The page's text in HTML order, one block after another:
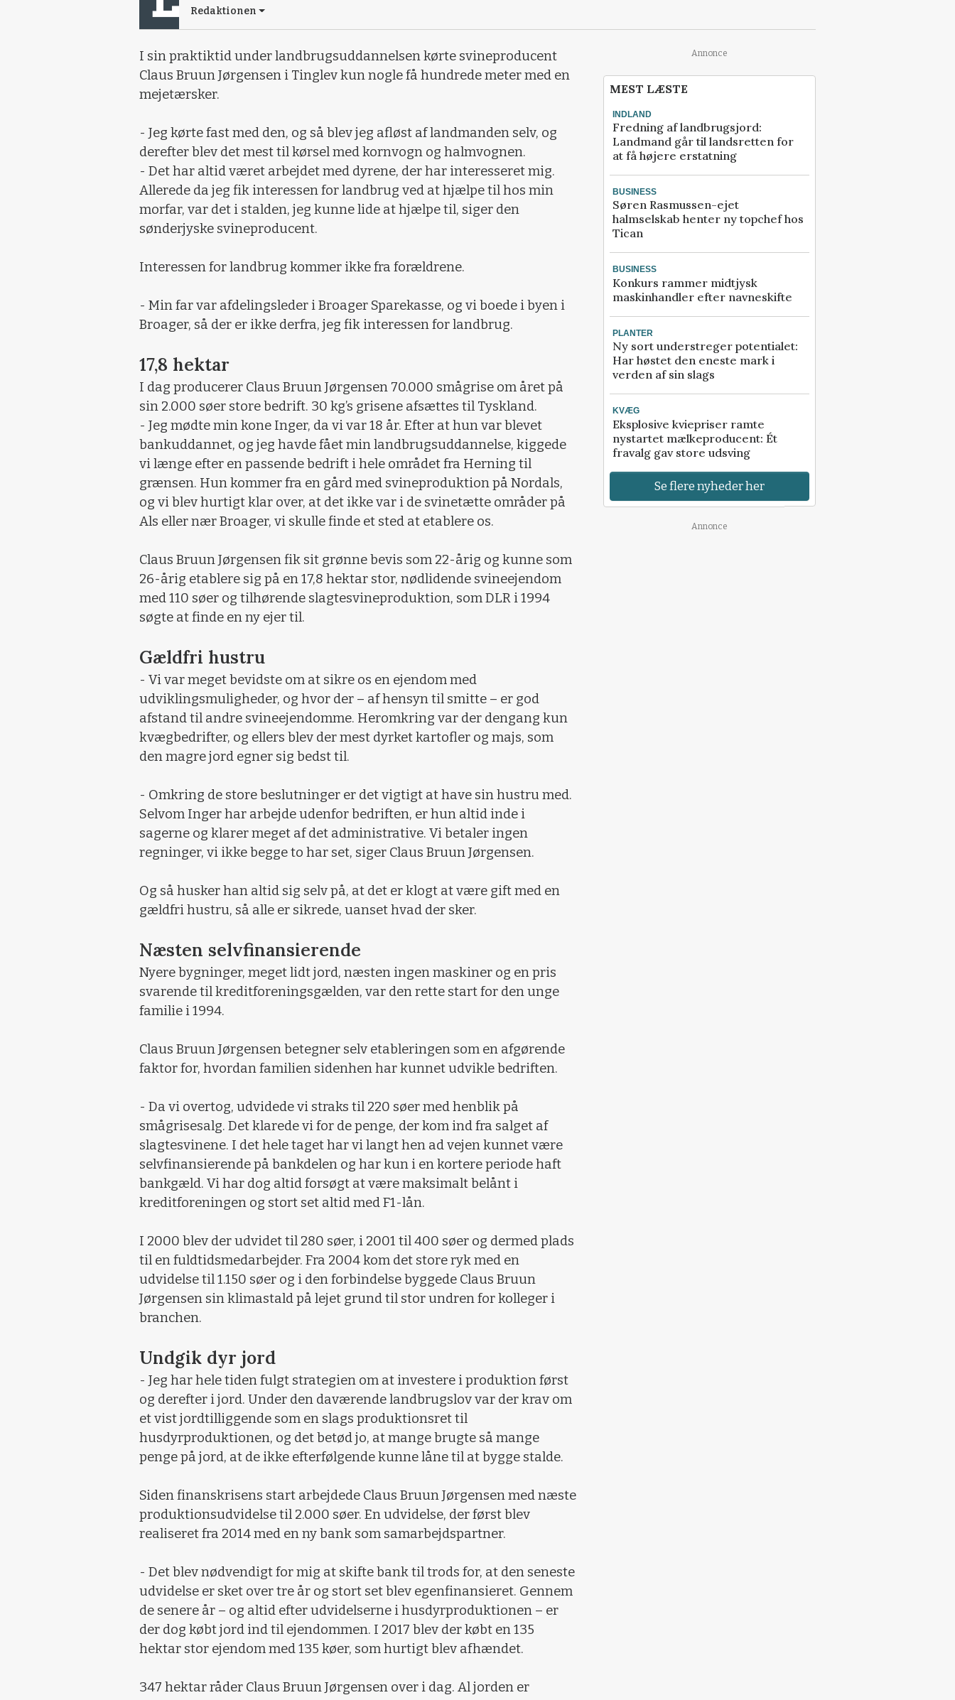
Redaktionen
I sin praktiktid under landbrugsuddannelsen kørte svineproducent
Claus Bruun Jørgensen i Tinglev kun nogle få hundrede meter med en
mejetærsker.
- Jeg kørte fast med den, og så blev jeg afløst af landmanden selv, og
derefter blev det mest til kørsel med kornvogn og halmvognen.
- Det har altid været arbejdet med dyrene, der har interesseret mig.
Allerede da jeg fik interessen for landbrug ved at hjælpe til hos min
morfar, var det i stalden, jeg kunne lide at hjælpe til, siger den
sønderjyske svineproducent.
Interessen for landbrug kommer ikke fra forældrene.
- Min far var afdelingsleder i Broager Sparekasse, og vi boede i byen i
Broager, så der er ikke derfra, jeg fik interessen for landbrug.
17,8 hektar
I dag producerer Claus Bruun Jørgensen 70.000 smågrise om året på
sin 2.000 søer store bedrift. 30 kg’s grisene afsættes til Tyskland.
- Jeg mødte min kone Inger, da vi var 18 år. Efter at hun var blevet
bankuddannet, og jeg havde fået min landbrugsuddannelse, kiggede
vi længe efter en passende bedrift i hele området fra Herning til
grænsen. Hun kommer fra en gård med svineproduktion på Nordals,
og vi blev hurtigt klar over, at det ikke var i de svinetætte områder på
Als eller nær Broager, vi skulle finde et sted at etablere os.
Claus Bruun Jørgensen fik sit grønne bevis som 22-årig og kunne som
26-årig etablere sig på en 17,8 hektar stor, nødlidende svineejendom
med 110 søer og tilhørende slagtesvineproduktion, som DLR i 1994
søgte at finde en ny ejer til.
Gældfri hustru
- Vi var meget bevidste om at sikre os en ejendom med
udviklingsmuligheder, og hvor der – af hensyn til smitte – er god
afstand til andre svineejendomme. Heromkring var der dengang kun
kvægbedrifter, og ellers blev der mest dyrket kartofler og majs, som
den magre jord egner sig bedst til.
- Omkring de store beslutninger er det vigtigt at have sin hustru med.
Selvom Inger har arbejde udenfor bedriften, er hun altid inde i
sagerne og klarer meget af det administrative. Vi betaler ingen
regninger, vi ikke begge to har set, siger Claus Bruun Jørgensen.
Og så husker han altid sig selv på, at det er klogt at være gift med en
gældfri hustru, så alle er sikrede, uanset hvad der sker.
Næsten selvfinansierende
Nyere bygninger, meget lidt jord, næsten ingen maskiner og en pris
svarende til kreditforeningsgælden, var den rette start for den unge
familie i 1994.
Claus Bruun Jørgensen betegner selv etableringen som en afgørende
faktor for, hvordan familien sidenhen har kunnet udvikle bedriften.
- Da vi overtog, udvidede vi straks til 220 søer med henblik på
smågrisesalg. Det klarede vi for de penge, der kom ind fra salget af
slagtesvinene. I det hele taget har vi langt hen ad vejen kunnet være
selvfinansierende på bankdelen og har kun i en kortere periode haft
bankgæld. Vi har dog altid forsøgt at være maksimalt belånt i
kreditforeningen og stort set altid med F1-lån.
I 2000 blev der udvidet til 280 søer, i 2001 til 400 søer og dermed plads
til en fuldtidsmedarbejder. Fra 2004 kom det store ryk med en
udvidelse til 1.150 søer og i den forbindelse byggede Claus Bruun
Jørgensen sin klimastald på lejet grund til stor undren for kolleger i
branchen.
Undgik dyr jord
- Jeg har hele tiden fulgt strategien om at investere i produktion først
og derefter i jord. Under den daværende landbrugslov var der krav om
et vist jordtilliggende som en slags produktionsret til
husdyrproduktionen, og det betød jo, at mange brugte så mange
penge på jord, at de ikke efterfølgende kunne låne til at bygge stalde.
Siden finanskrisens start arbejdede Claus Bruun Jørgensen med næste
produktionsudvidelse til 2.000 søer. En udvidelse, der først blev
realiseret fra 2014 med en ny bank som samarbejdspartner.
- Det blev nødvendigt for mig at skifte bank til trods for, at den seneste
udvidelse er sket over tre år og stort set blev egenfinansieret. Gennem
de senere år – og altid efter udvidelserne i husdyrproduktionen – er
der dog købt jord ind til ejendommen. I 2017 blev der købt en 135
hektar stor ejendom med 135 køer, som hurtigt blev afhændet.
347 hektar råder Claus Bruun Jørgensen over i dag. Al jorden er
Annonce
MEST LÆSTE
INDLAND
Fredning af landbrugsjord:
Landmand går til landsretten for
at få højere erstatning
BUSINESS
Søren Rasmussen-ejet
halmselskab henter ny topchef hos
Tican
BUSINESS
Konkurs rammer midtjysk
maskinhandler efter navneskifte
PLANTER
Ny sort understreger potentialet:
Har høstet den eneste mark i
verden af sin slags
KVÆG
Eksplosive kviepriser ramte
nystartet mælkeproducent: Ét
fravalg gav store udsving
Se flere nyheder her
Annonce